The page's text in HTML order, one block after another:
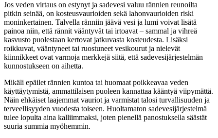
Jos veden virtaus on estynyt ja sadevesi valuu rännien reunoilta
pitkin seinää, on kosteusvaurioiden sekä lahonvaurioiden riski
moninkertainen. Talvella ränniin jäävä vesi ja lumi voivat lisätä
painoa niin, että rännit vääntyvät tai irtoavat – sammal ja vihreä
kasvusto puolestaan kertovat jatkuvasta kosteudesta. Lisäksi
roikkuvat, vääntyneet tai ruostuneet vesikourut ja nielevät
kiinnikkeet ovat varmoja merkkejä siitä, että sadevesijärjestelmän
kunnostukseen on aihetta.
Mikäli epäilet rännien kuntoa tai huomaat poikkeavaa veden
käyttäytymistä, ammattilaisen puoleen kannattaa kääntyä viipymättä.
Näin ehkäiset laajemmat vauriot ja varmistat talosi turvallisuuden ja
terveellisyyden vuodesta toiseen. Huoltamaton sadevesijärjestelmä
tulee lopulta aina kalliimmaksi, joten pienellä panostuksella säästät
suuria summia myöhemmin.